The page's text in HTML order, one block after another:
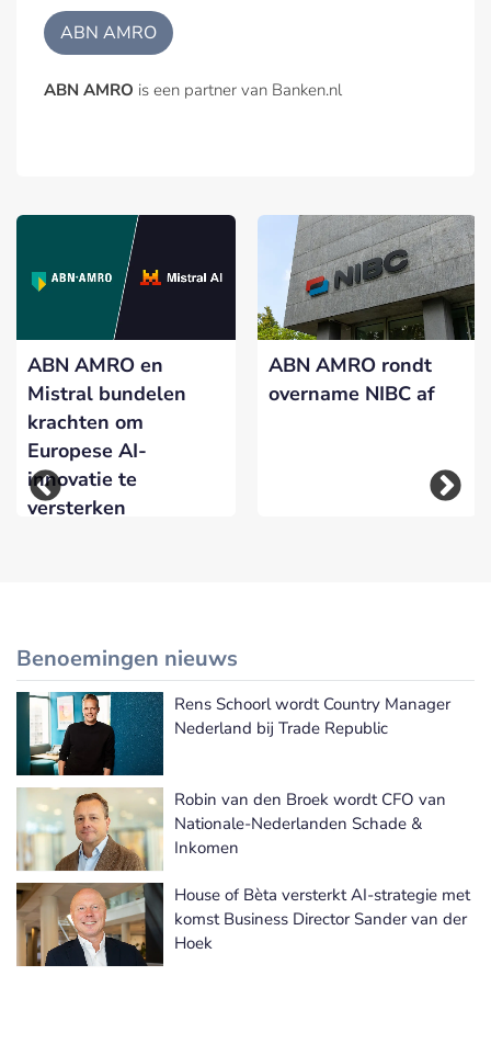
ABN AMRO
ABN AMRO is een partner van Banken.nl
ABN AMRO en
Mistral bundelen
krachten om
Europese AI-
innovatie te
versterken
ABN AMRO rondt
overname NIBC af
Benoemingen nieuws
Meer Benoemingen nieuws
Rens Schoorl wordt Country Manager
Nederland bij Trade Republic
Robin van den Broek wordt CFO van
Nationale-Nederlanden Schade &
Inkomen
House of Bèta versterkt AI-strategie met
komst Business Director Sander van der
Hoek